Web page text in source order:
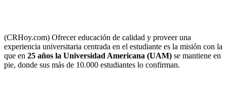
(CRHoy.com) Ofrecer educación de calidad y proveer una
experiencia universitaria centrada en el estudiante es la misión con la
que en 25 años la Universidad Americana (UAM) se mantiene en
pie, donde sus más de 10.000 estudiantes lo confirman.